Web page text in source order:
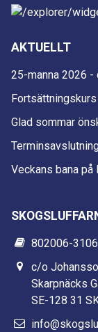
AKTUELLT
25-manna 2026 -
Glad sommar
Veckans bana på
802006-3106
c/o
Skarpnäcks
SE-128 31